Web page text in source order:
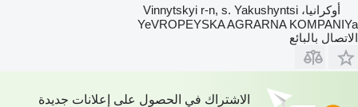
أوكرانيا، Vinnytskyi r-n, s. Yakushyntsi
YeVROPEYSKA AGRARNA KOMPANIYa
الاتصال بالبائع
الاشتراك في الحصول على إعلانات جديدة